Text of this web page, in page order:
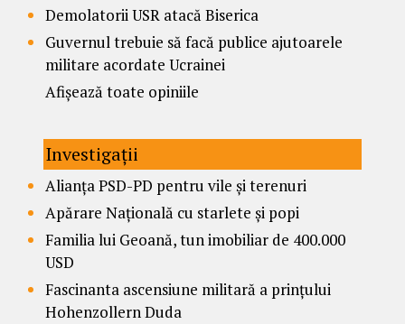
Demolatorii USR atacă Biserica
Guvernul trebuie să facă publice ajutoarele
militare acordate Ucrainei
Afișează toate opiniile
Investigații
Alianța PSD-PD pentru vile și terenuri
Apărare Națională cu starlete și popi
Familia lui Geoană, tun imobiliar de 400.000
USD
Fascinanta ascensiune militară a prințului
Hohenzollern Duda